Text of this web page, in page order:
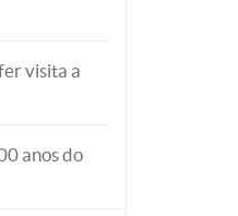
visita a
anos do